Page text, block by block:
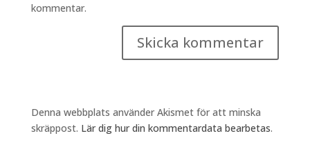
kommentar.
Denna webbplats använder Akismet för att minska
skräppost. Lär dig hur din kommentardata bearbetas.